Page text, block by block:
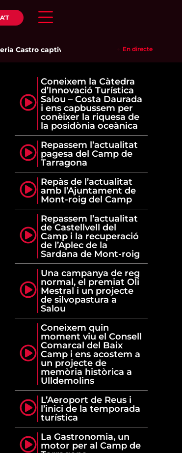
Castro captiva el públic del Parc del Pinaret
En directe
Coneixem la Càtedra
d’Innovació Turística
Salou – Costa Daurada
i ens capbussem per
conèixer la riquesa de
la posidònia oceànica
Repassem l’actualitat
pagesa del Camp de
Tarragona
Repàs de l’actualitat
amb l’Ajuntament de
Mont-roig del Camp
Repassem l’actualitat
de Castellvell del
Camp i la recuperació
de l’Aplec de la
Sardana de Mont-roig
Una campanya de reg
normal, el premiat Oli
Mestral i un projecte
de silvopastura a
Salou
Coneixem quin
moment viu el Consell
Comarcal del Baix
Camp i ens acostem a
un projecte de
memòria històrica a
Ulldemolins
L’Aeroport de Reus i
l’inici de la temporada
turística
La Gastronomia, un
motor per al Camp de